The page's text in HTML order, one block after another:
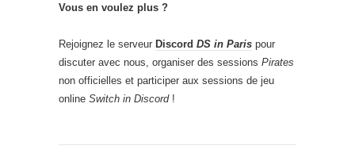
Vous en voulez plus ?
Rejoignez le serveur Discord DS in Paris pour
discuter avec nous, organiser des sessions Pirates
non officielles et participer aux sessions de jeu
online Switch in Discord!